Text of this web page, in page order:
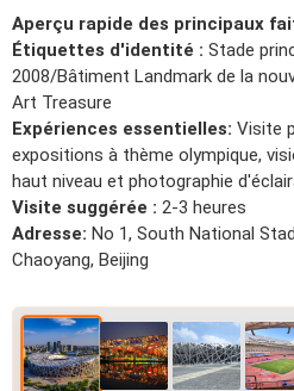
Aperçu rapide des principaux
Étiquettes d'identité : Stade
2008/Bâtiment Landmark de la
Art Treasure
Expériences essentielles: Visite
expositions à thème olympique,
haut niveau et photographie
Visite suggérée : 2-3 heures
Adresse: No 1, South National
Chaoyang, Beijing